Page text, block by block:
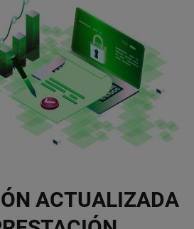
ACTUALIZADA